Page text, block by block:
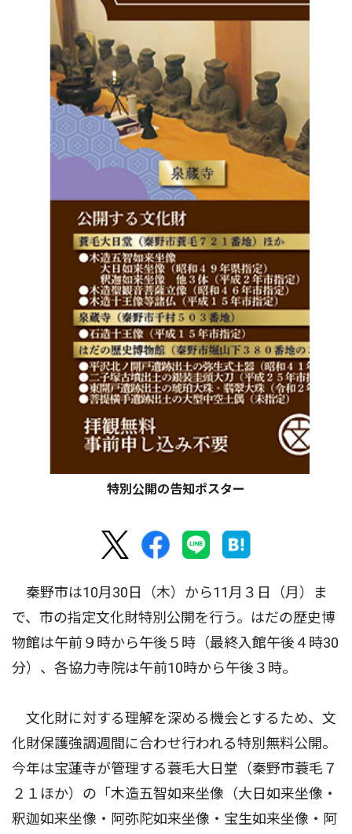
特別公開の告知ポスター
秦野市は10月30日（木）から11月３日（月）ま
で、市の指定文化財特別公開を行う。はだの歴史博
物館は午前９時から午後５時（最終入館午後４時30
分）、各協力寺院は午前10時から午後３時。
文化財に対する理解を深める機会とするため、文
化財保護強調週間に合わせ行われる特別無料公開。
今年は宝蓮寺が管理する蓑毛大日堂（秦野市蓑毛７
２１ほか）の「木造五智如来坐像（大日如来坐像・
釈迦如来坐像・阿弥陀如来坐像・宝生如来坐像・阿